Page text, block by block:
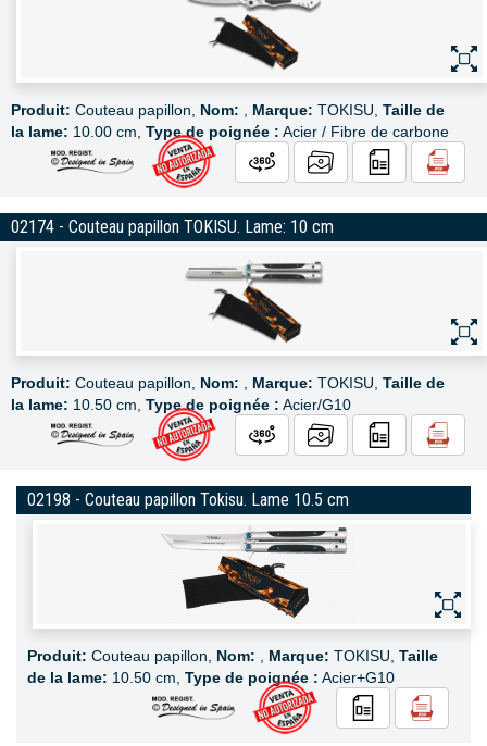
Produit: Couteau papillon, Nom: Marque: TOKISU, Taille de
la lame: 10.00 cm, Type de poignée : Acier / Fibre de carbone
02174 - Couteau papillon TOKISU. Lame: 10 cm
Produit: Couteau papillon, Nom: Marque: TOKISU, Taille de
la lame: 10.50 cm, Type de poignée : Acier/G10
02198 - Couteau papillon Tokisu. Lame 10.5 cm
Produit: Couteau papillon, Nom: Marque: TOKISU, Taille
de la lame: 10.50 cm, Type de poignée : Acier+G10